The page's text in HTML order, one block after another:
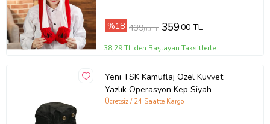
%18 439,00 TL 359,00 TL
38,29 TL'den Başlayan Taksitlerle
Yeni TSK Kamuflaj Özel Kuvvet
Yazlık Operasyon Kep Siyah
Ücretsiz / 24 Saatte Kargo